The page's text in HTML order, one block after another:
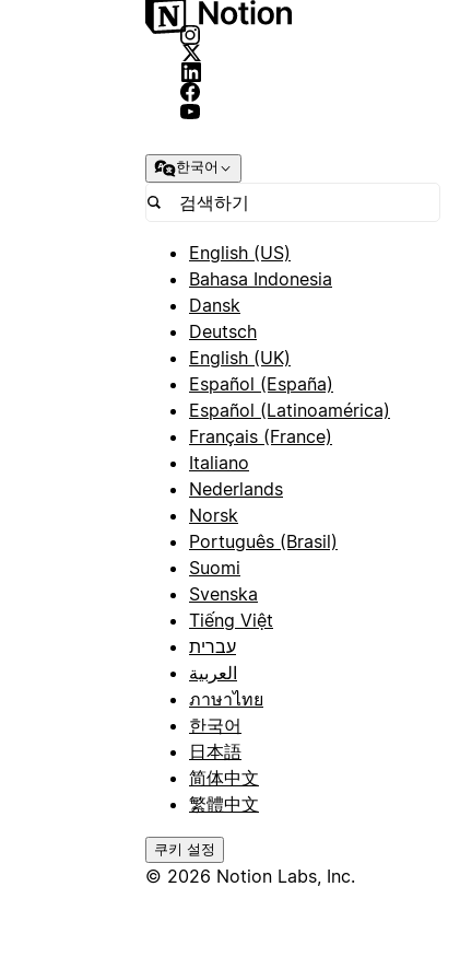
한국어
English (US)
Bahasa Indonesia
Dansk
Deutsch
English (UK)
Español (España)
Español (Latinoamérica)
Français (France)
Italiano
Nederlands
Norsk
Português (Brasil)
Suomi
Svenska
Tiếng Việt
עברית
العربية
ภาษาไทย
한국어
日本語
简体中文
繁體中文
쿠키 설정
© 2026 Notion Labs, Inc.